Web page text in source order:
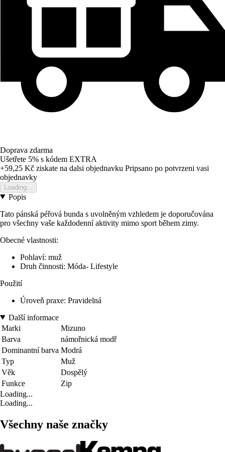
Doprava zdarma
Ušetřete 5% s kódem EXTRA
+59,25 Kč ziskate na dalsi objednavku Pripsano po potvrzeni vasi
objednavky
Loading...
Popis
Tato pánská péřová bunda s uvolněným vzhledem je doporučována
pro všechny vaše každodenní aktivity mimo sport během zimy.
Obecné vlastnosti:
Pohlaví: muž
Druh činnosti: Móda- Lifestyle
Použití
Úroveň praxe: Pravidelná
Další informace
Marki
Mizuno
Barva
námořnická modř
Dominantní barva Modrá
Typ
Muž
Věk
Dospělý
Funkce
Zip
Loading...
Loading...
Všechny naše značky